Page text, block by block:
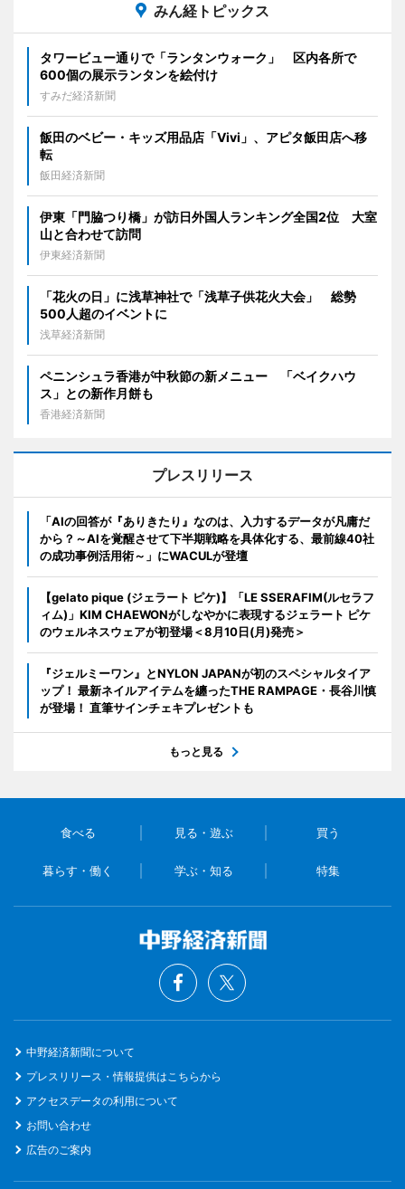
みん経トピックス
タワービュー通りで「ランタンウォーク」 区内各所で
600個の展示ランタンを絵付け
すみだ経済新聞
飯田のベビー・キッズ用品店「Vivi」、アピタ飯田店へ移
転
飯田経済新聞
伊東「門脇つり橋」が訪日外国人ランキング全国2位 大室
山と合わせて訪問
伊東経済新聞
「花火の日」に浅草神社で「浅草子供花火大会」 総勢
500人超のイベントに
浅草経済新聞
ペニンシュラ香港が中秋節の新メニュー 「ベイクハウ
ス」との新作月餅も
香港経済新聞
プレスリリース
「AIの回答が『ありきたり』なのは、入力するデータが凡庸だ
から？～AIを覚醒させて下半期戦略を具体化する、最前線40社
の成功事例活用術～」にWACULが登壇
【gelato pique (ジェラート ピケ)】「LE SSERAFIM(ルセラフ
ィム)」KIM CHAEWONがしなやかに表現するジェラート ピケ
のウェルネスウェアが初登場＜8月10日(月)発売＞
『ジェルミーワン』とNYLON JAPANが初のスペシャルタイア
ップ！ 最新ネイルアイテムを纏ったTHE RAMPAGE・長谷川慎
が登場！ 直筆サインチェキプレゼントも
もっと見る
食べる 見る・遊ぶ 買う
暮らす・働く 学ぶ・知る 特集
中野経済新聞について
プレスリリース・情報提供はこちらから
アクセスデータの利用について
お問い合わせ
広告のご案内